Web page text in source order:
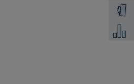
Zum